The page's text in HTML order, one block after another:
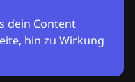
dein Content
hin zu Wirkung